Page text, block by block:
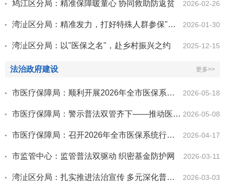
鸠江区分局：精准保障暖童心 协同救助防返贫 2026-02-26
湾沚区分局：精准发力，打好特殊人群参保"主动仗" 2026-01-30
湾沚区分局：以"医保之名"，赴乡村振兴之约 2025-12-15
法治政府建设 更多>>
市医疗保障局：顺利开展2026年全市医保系统行政执法资格专门法律知识考试 2026-05-18
市医疗保障局：警示普法双管齐下——推动医保法治宣传走深走实 2026-05-08
市医疗保障局：召开2026年全市医保系统行政执法案卷评查会议 2026-04-17
市监管中心：监管普法双驱动 织密基金防护网 2026-03-11
湾沚区分局：扎实推进法治宣传 多元深化普法实效 2026-03-03